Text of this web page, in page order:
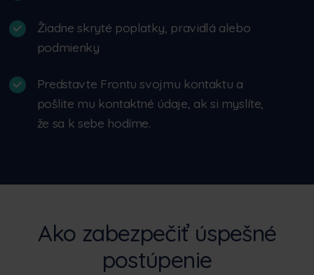
Žiadne skryté poplatky, pravidlá alebo
podmienky
Predstavte Frontu svojmu kontaktu a
pošlite mu kontaktné údaje, ak si myslíte,
že sa k sebe hodíme.
Ako zabezpečiť úspešné
postúpenie